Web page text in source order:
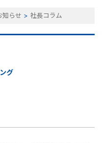
知らせ > 社長コラム
グ